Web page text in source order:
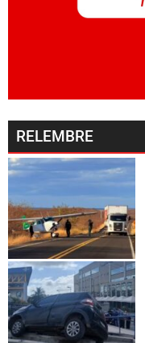
RELEMBRE